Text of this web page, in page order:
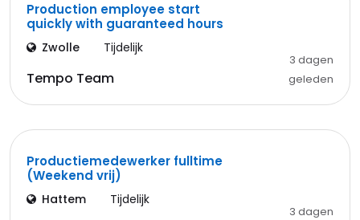
Production employee start
quickly with guaranteed hours
Zwolle Tijdelijk
Tempo Team
3 dagen
geleden
Productiemedewerker fulltime
(Weekend vrij)
Hattem Tijdelijk
3 dagen